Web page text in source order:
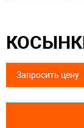
Запросить цену